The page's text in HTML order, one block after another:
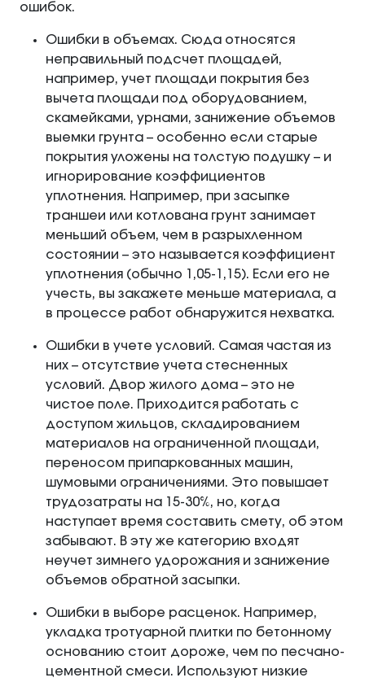
ошибок.
Ошибки в объемах. Сюда относятся
неправильный подсчет площадей,
например, учет площади покрытия без
вычета площади под оборудованием,
скамейками, урнами, занижение объемов
выемки грунта – особенно если старые
покрытия уложены на толстую подушку – и
игнорирование коэффициентов
уплотнения. Например, при засыпке
траншеи или котлована грунт занимает
меньший объем, чем в разрыхленном
состоянии – это называется коэффициент
уплотнения (обычно 1,05-1,15). Если его не
учесть, вы закажете меньше материала, а
в процессе работ обнаружится нехватка.
Ошибки в учете условий. Самая частая из
них – отсутствие учета стесненных
условий. Двор жилого дома – это не
чистое поле. Приходится работать с
доступом жильцов, складированием
материалов на ограниченной площади,
переносом припаркованных машин,
шумовыми ограничениями. Это повышает
трудозатраты на 15-30%, но, когда
наступает время составить смету, об этом
забывают. В эту же категорию входят
неучет зимнего удорожания и занижение
объемов обратной засыпки.
Ошибки в выборе расценок. Например,
укладка тротуарной плитки по бетонному
основанию стоит дороже, чем по песчано-
цементной смеси. Используют низкие